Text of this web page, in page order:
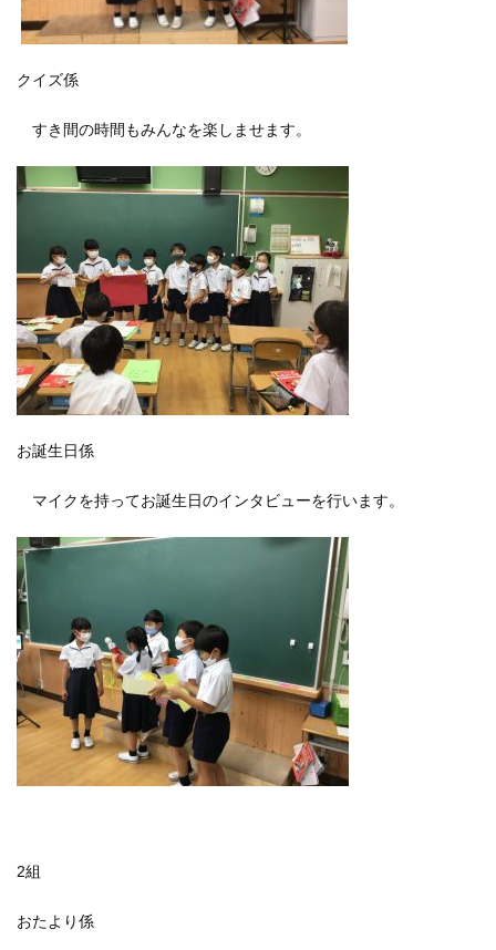
クイズ係
すき間の時間もみんなを楽しませます。
お誕生日係
マイクを持ってお誕生日のインタビューを行います。
2組
おたより係